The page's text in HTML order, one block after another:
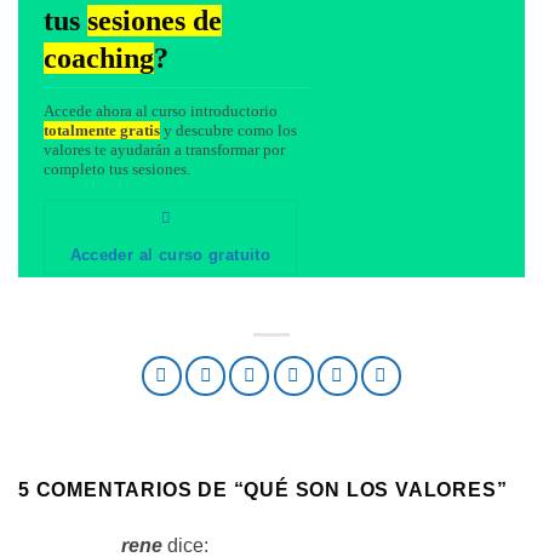
tus sesiones de
coaching?
Accede ahora al curso introductorio
totalmente gratisy descubre como los
valores te ayudarán a transformar por
completo tus sesiones.
Acceder al curso gratuito
5 COMENTARIOS DE “QUÉ SON LOS VALORES”
rene dice: